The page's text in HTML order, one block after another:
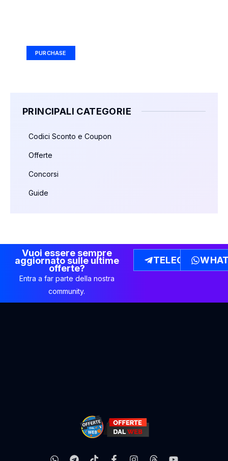
PURCHASE
PRINCIPALI CATEGORIE
Codici Sconto e Coupon
Offerte
Concorsi
Guide
Vuoi essere sempre
aggiornato sulle ultime
offerte?
Entra a far parte della nostra
community.
TELEGRAM